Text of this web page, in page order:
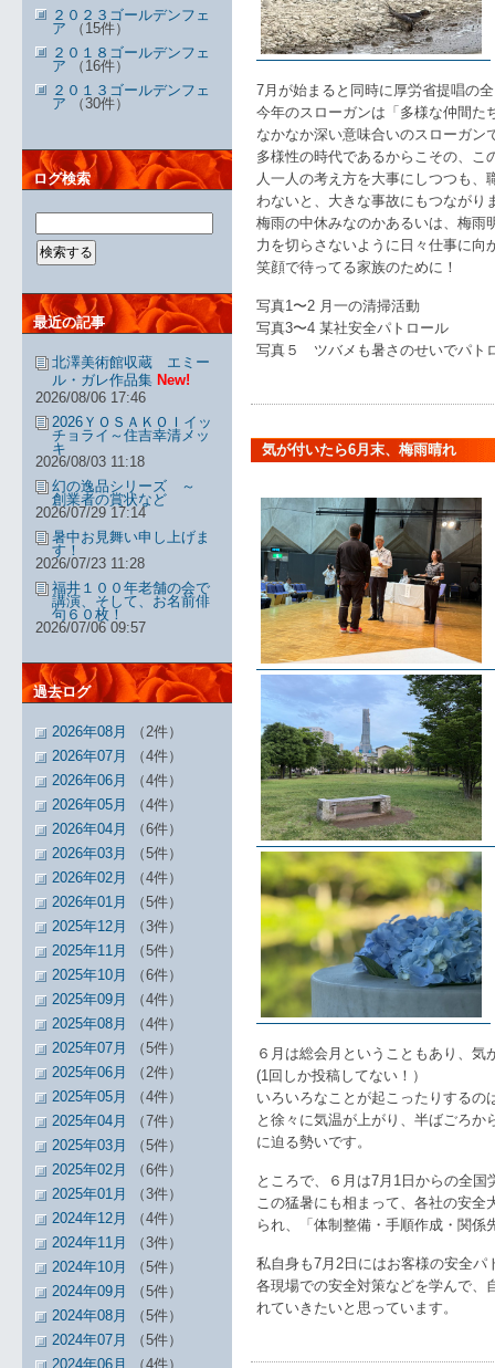
7月が始まると同時に厚労省提唱の
今年のスローガンは「多様な仲間
なかなか深い意味合いのスローガン
多様性の時代であるからこその、こ
人一人の考え方を大事にしつつも
わないと、大きな事故にもつながり
梅雨の中休みなのかあるいは、梅雨
力を切らさないように日々仕事に向
笑顔で待ってる家族のために！
写真1〜2 月一の清掃活動
写真3〜4 某社安全パトロール
写真５ ツバメも暑さのせいでパト
気が付いたら6月末、梅雨晴れ
６月は総会月ということもあり、
(1回しか投稿してない！）
いろいろなことが起こったりするの
と徐々に気温が上がり、半ばごろ
に迫る勢いです。
ところで、６月は7月1日からの全
この猛暑にも相まって、各社の安全
られ、「体制整備・手順作成・関
私自身も7月2日にはお客様の安全パ
各現場での安全対策などを学んで、
れていきたいと思っています。
２０２３ゴールデンフェ
ア （15件）
２０１８ゴールデンフェ
ア （16件）
２０１３ゴールデンフェ
ア （30件）
ログ検索
最近の記事
北澤美術館収蔵 エミー
ル・ガレ作品集 New!
2026/08/06 17:46
2026ＹＯＳＡＫＯＩイッ
チョライ～住吉幸清メッ
キ
2026/08/03 11:18
幻の逸品シリーズ ～
創業者の賞状など
2026/07/29 17:14
暑中お見舞い申し上げま
す！
2026/07/23 11:28
福井１００年老舗の会で
講演、そして、お名前俳
句６０枚！
2026/07/06 09:57
過去ログ
2026年08月
（2件）
2026年07月
（4件）
2026年06月
（4件）
2026年05月
（4件）
2026年04月
（6件）
2026年03月
（5件）
2026年02月
（4件）
2026年01月
（5件）
2025年12月
（3件）
2025年11月
（5件）
2025年10月
（6件）
2025年09月
（4件）
2025年08月
（4件）
2025年07月
（5件）
2025年06月
（2件）
2025年05月
（4件）
2025年04月
（7件）
2025年03月
（5件）
2025年02月
（6件）
2025年01月
（3件）
2024年12月
（4件）
2024年11月
（3件）
2024年10月
（5件）
2024年09月
（5件）
2024年08月
（5件）
2024年07月
（5件）
2024年06月
（4件）